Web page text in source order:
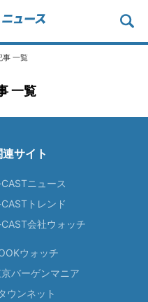
事 一覧
一覧
連サイト
ニュース
トレンド
会社ウォッチ
ウォッチ
バーゲンマニア
ウンネット